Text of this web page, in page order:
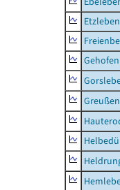
Etzleben
Gehofen